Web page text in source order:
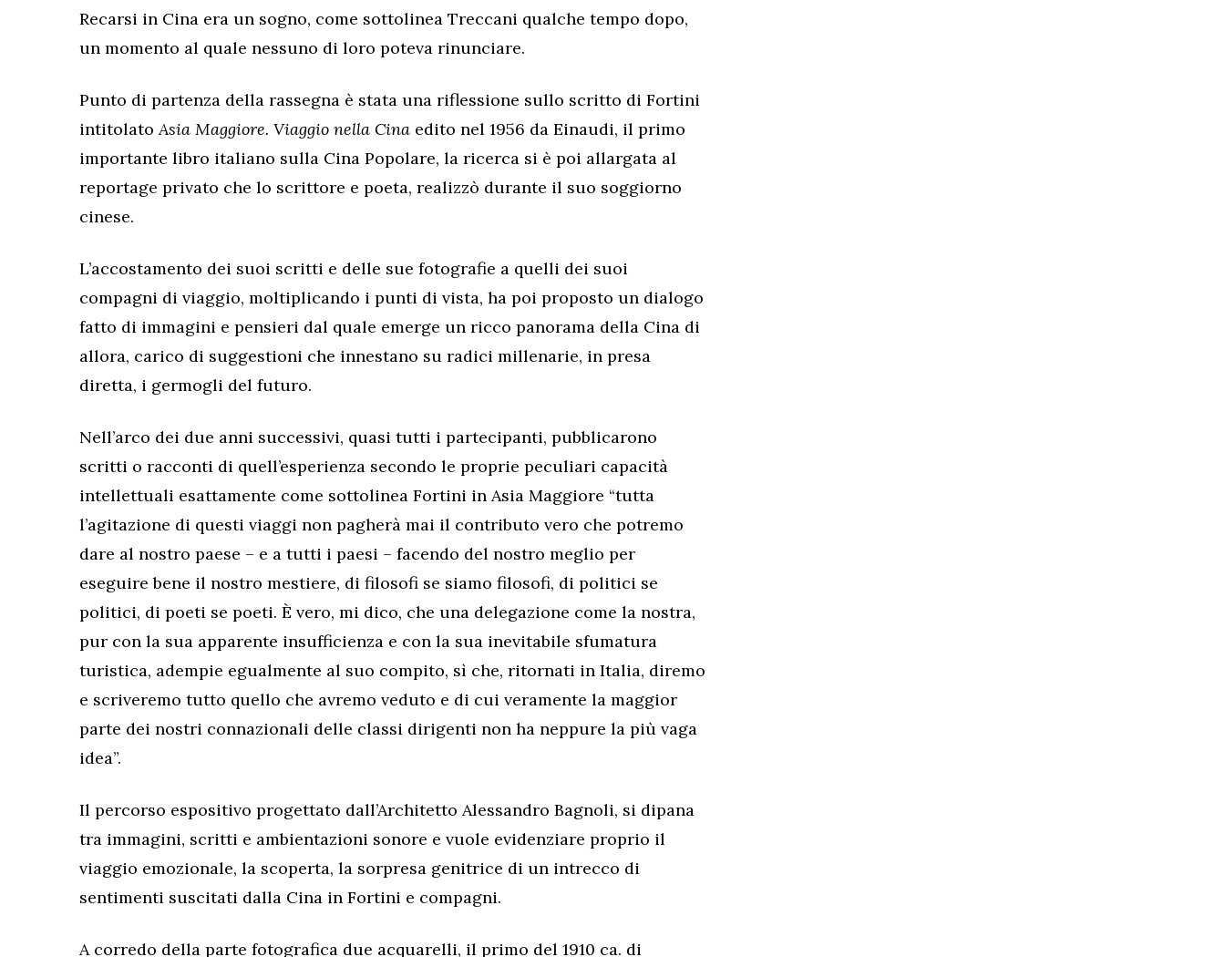
Recarsi in Cina era un sogno, come sottolinea Treccani qualche tempo dopo,
un momento al quale nessuno di loro poteva rinunciare.
Punto di partenza della rassegna è stata una riflessione sullo scritto di Fortini
intitolatoAsia Maggiore. Viaggio nella Cina edito nel 1956 da Einaudi, il primo
importante libro italiano sulla Cina Popolare, la ricerca si è poi allargata al
reportage privato che lo scrittore e poeta, realizzò durante il suo soggiorno
cinese.
L’accostamento dei suoi scritti e delle sue fotografie a quelli dei suoi
compagni di viaggio, moltiplicando i punti di vista, ha poi proposto un dialogo
fatto di immagini e pensieri dal quale emerge un ricco panorama della Cina di
allora, carico di suggestioni che innestano su radici millenarie, in presa
diretta, i germogli del futuro.
Nell’arco dei due anni successivi, quasi tutti i partecipanti, pubblicarono
scritti o racconti di quell’esperienza secondo le proprie peculiari capacità
intellettuali esattamente come sottolinea Fortini in Asia Maggiore “tutta
l’agitazione di questi viaggi non pagherà mai il contributo vero che potremo
dare al nostro paese – e a tutti i paesi – facendo del nostro meglio per
eseguire bene il nostro mestiere, di filosofi se siamo filosofi, di politici se
politici, di poeti se poeti. È vero, mi dico, che una delegazione come la nostra,
pur con la sua apparente insufficienza e con la sua inevitabile sfumatura
turistica, adempie egualmente al suo compito, sì che, ritornati in Italia, diremo
e scriveremo tutto quello che avremo veduto e di cui veramente la maggior
parte dei nostri connazionali delle classi dirigenti non ha neppure la più vaga
idea”.
Il percorso espositivo progettato dall’Architetto Alessandro Bagnoli, si dipana
tra immagini, scritti e ambientazioni sonore e vuole evidenziare proprio il
viaggio emozionale, la scoperta, la sorpresa genitrice di un intrecco di
sentimenti suscitati dalla Cina in Fortini e compagni.
A corredo della parte fotografica due acquarelli, il primo del 1910 ca. di